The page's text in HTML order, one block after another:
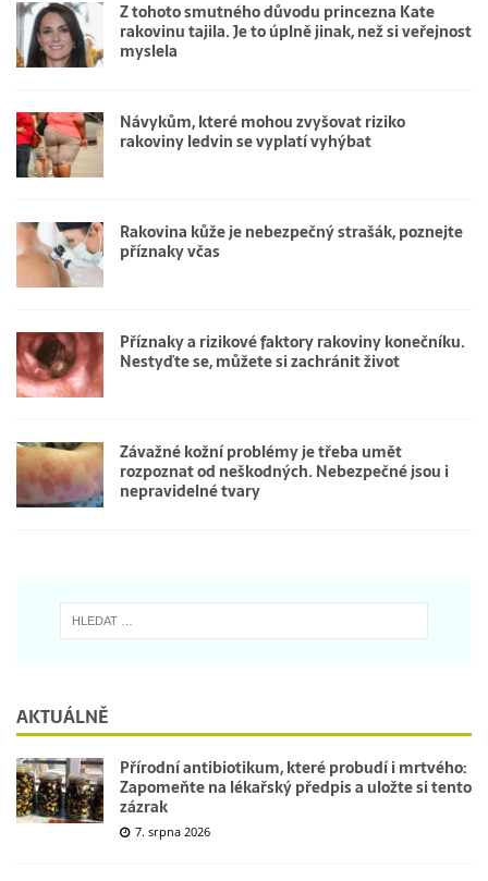
Z tohoto smutného důvodu princezna Kate
rakovinu tajila. Je to úplně jinak, než si veřejnost
myslela
Návykům, které mohou zvyšovat riziko
rakoviny ledvin se vyplatí vyhýbat
Rakovina kůže je nebezpečný strašák, poznejte
příznaky včas
Příznaky a rizikové faktory rakoviny konečníku.
Nestyďte se, můžete si zachránit život
Závažné kožní problémy je třeba umět
rozpoznat od neškodných. Nebezpečné jsou i
nepravidelné tvary
AKTUÁLNĚ
Přírodní antibiotikum, které probudí i mrtvého:
Zapomeňte na lékařský předpis a uložte si tento
zázrak
7. srpna 2026